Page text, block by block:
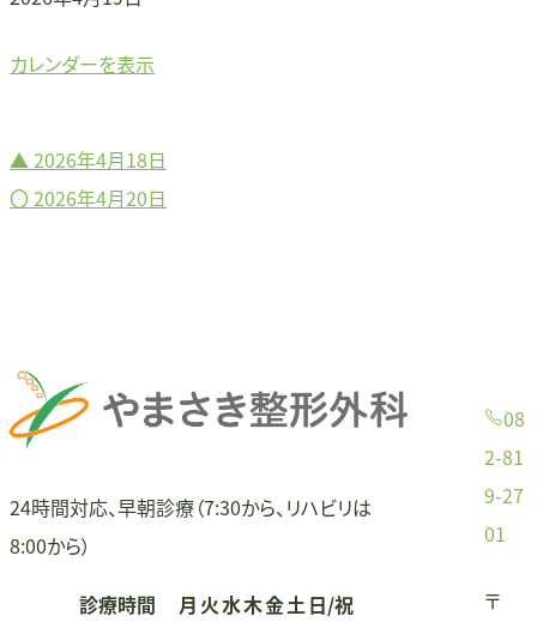
カレンダーを表示
投
ゲ
ー
シ
▲ 2026年4月18日
〇 2026年4月20日
24時間対応、早朝診療（7:30から、リハビリは
8:00から）
診療時間 月 火水木金土日/祝
08
2-81
9-27
01
〒